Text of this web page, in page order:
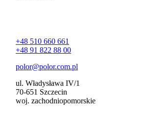
+48 510 660 661
+48 91 822 88 00
polor@polor.com.pl
ul. Władysława IV/1
70-651 Szczecin
woj. zachodniopomorskie